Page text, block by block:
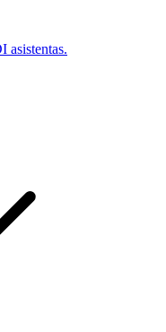
asistentas.